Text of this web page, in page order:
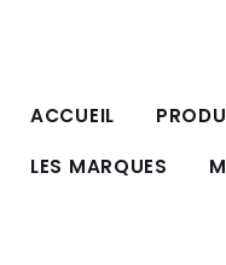
ACCUEIL
LES MARQUES